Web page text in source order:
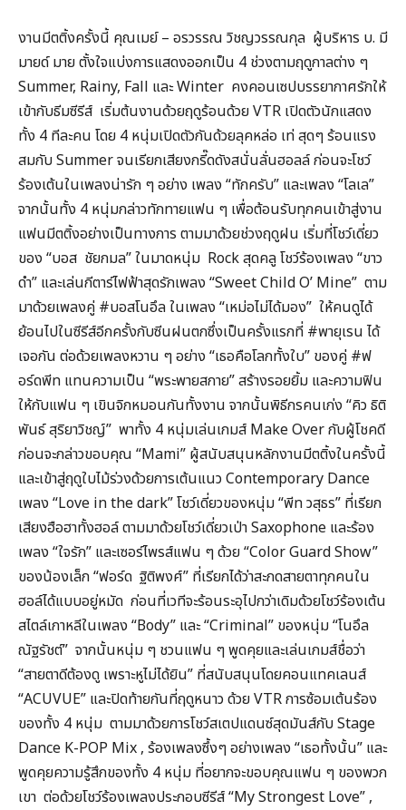
งานมีตติ้งครั้งนี้ คุณเมย์ – อรวรรณ วิชญวรรณกุล ผู้บริหาร บ. มี
มายด์ มาย ตั้งใจแบ่งการแสดงออกเป็น 4 ช่วงตามฤดูกาลต่าง ๆ
Summer, Rainy, Fall และ Winter คงคอนเซปบรรยากาศรักให้
เข้ากับธีมซีรีส์ เริ่มต้นงานด้วยฤดูร้อนด้วย VTR เปิดตัวนักแสดง
ทั้ง 4 ทีละคน โดย 4 หนุ่มเปิดตัวกันด้วยลุคหล่อ เท่ สุดๆ ร้อนแรง
สมกับ Summer จนเรียกเสียงกรี๊ดดังสนั่นลั่นฮอลล์ ก่อนจะโชว์
ร้องเต้นในเพลงน่ารัก ๆ อย่าง เพลง “ทักครับ” และเพลง “โลเล”
จากนั้นทั้ง 4 หนุ่มกล่าวทักทายแฟน ๆ เพื่อต้อนรับทุกคนเข้าสู่งาน
แฟนมีตติ้งอย่างเป็นทางการ ตามมาด้วยช่วงฤดูฝน เริ่มที่โชว์เดี่ยว
ของ “บอส ชัยกมล” ในมาดหนุ่ม Rock สุดคลู โชว์ร้องเพลง “ขาว
ดำ” และเล่นกีตาร์ไฟฟ้าสุดรักเพลง “Sweet Child O’ Mine” ตาม
มาด้วยเพลงคู่ #บอสโนอึล ในเพลง “เหม่อไม่ได้มอง” ให้คนดูได้
ย้อนไปในซีรีส์อีกครั้งกับซีนฝนตกซึ่งเป็นครั้งแรกที่ #พายุเรน ได้
เจอกัน ต่อด้วยเพลงหวาน ๆ อย่าง “เธอคือโลกทั้งใบ” ของคู่ #ฟ
อร์ดพีท แทนความเป็น “พระพายสกาย” สร้างรอยยิ้ม และความฟิน
ให้กับแฟน ๆ เขินจิกหมอนกันทั้งงาน จากนั้นพิธีกรคนเก่ง “คิว ธิติ
พันธ์ สุริยาวิชญ์” พาทั้ง 4 หนุ่มเล่นเกมส์ Make Over กับผู้โชคดี
ก่อนจะกล่าวขอบคุณ “Mami” ผู้สนับสนุนหลักงานมีตติ้งในครั้งนี้
และเข้าสู่ฤดูใบไม้ร่วงด้วยการเต้นแนว Contemporary Dance
เพลง “Love in the dark” โชว์เดี่ยวของหนุ่ม “พีท วสุธร” ที่เรียก
เสียงฮือฮาทั้งฮอล์ ตามมาด้วยโชว์เดี่ยวเป่า Saxophone และร้อง
เพลง “ใจรัก” และเซอร์ไพรส์แฟน ๆ ด้วย “Color Guard Show”
ของน้องเล็ก “ฟอร์ด ฐิติพงศ์” ที่เรียกได้ว่าสะกดสายตาทุกคนใน
ฮอล์ได้แบบอยู่หมัด ก่อนที่เวทีจะร้อนระอุไปกว่าเดิมด้วยโชว์ร้องเต้น
สไตล์เกาหลีในเพลง “Body” และ “Criminal” ของหนุ่ม “โนอึล
ณัฐรัชต์” จากนั้นหนุ่ม ๆ ชวนแฟน ๆ พูดคุยและเล่นเกมส์ชื่อว่า
“สายตาดีต้องดู เพราะหูไม่ได้ยิน” ที่สนับสนุนโดยคอนแทคเลนส์
“ACUVUE” และปิดท้ายกันที่ฤดูหนาว ด้วย VTR การซ้อมเต้นร้อง
ของทั้ง 4 หนุ่ม ตามมาด้วยการโชว์สเตปแดนซ์สุดมันส์กับ Stage
Dance K-POP Mix , ร้องเพลงซึ้งๆ อย่างเพลง “เธอทั้งนั้น” และ
พูดคุยความรู้สึกของทั้ง 4 หนุ่ม ที่อยากจะขอบคุณแฟน ๆ ของพวก
เขา ต่อด้วยโชว์ร้องเพลงประกอบซีรีส์ “My Strongest Love” ,